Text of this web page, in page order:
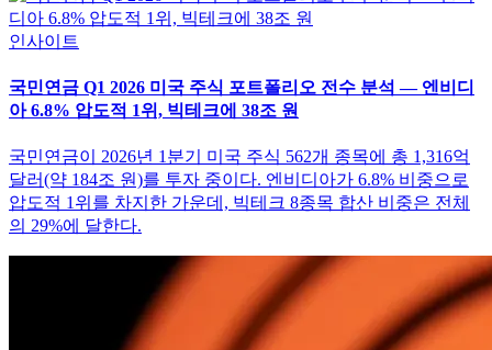
인사이트
국민연금 Q1 2026 미국 주식 포트폴리오 전수 분석 — 엔비디
아 6.8% 압도적 1위, 빅테크에 38조 원
국민연금이 2026년 1분기 미국 주식 562개 종목에 총 1,316억
달러(약 184조 원)를 투자 중이다. 엔비디아가 6.8% 비중으로
압도적 1위를 차지한 가운데, 빅테크 8종목 합산 비중은 전체
의 29%에 달한다.